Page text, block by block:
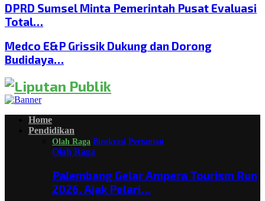
DPRD Sumsel Minta Pemerintah Pusat Evaluasi
Total…
Medco E&P Grissik Dukung dan Dorong
Budidaya…
Home
Pendidikan
Olah Raga Birokrasi Pertanian
Olah Raga
Palembang Gelar Ampera Tourism Run
2026, Ajak Pelari…